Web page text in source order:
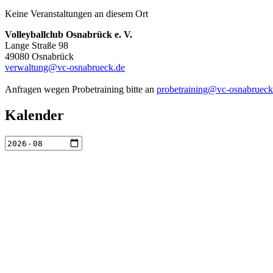
Keine Veranstaltungen an diesem Ort
Volleyballclub Osnabrück e. V.
Lange Straße 98
49080 Osnabrück
verwaltung@vc-osnabrueck.de
Anfragen wegen Probetraining bitte an probetraining@vc-
Kalender